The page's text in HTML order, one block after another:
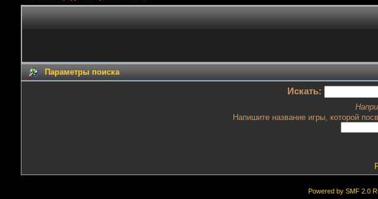
Параметры поиска
Искать:
Напишите название игры, которой
Powered by SMF 2.0